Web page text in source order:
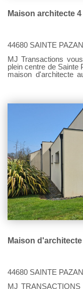
Maison architecte
44680 SAINTE
MJ Transactions
plein centre de Sainte
maison d'architecte
Buanderie, garage,
Modernité, qualité,
visite ? Contactez
- Honoraires 4%
risques et pollutions-
ce bien est exposé
www.georisques.gouv.fr.
Maison
44680 SAINTE
MJ